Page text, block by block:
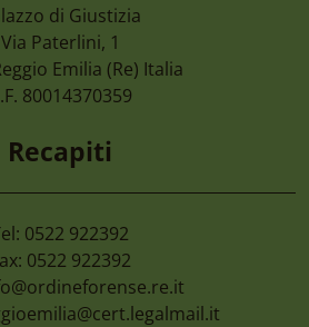
Di Commercio Emilia –
Non Più Operative
di Giustizia
Via Paterlini, 1
Emilia (Re) Italia
80014370359
Recapiti
0522 922392
0522 922392